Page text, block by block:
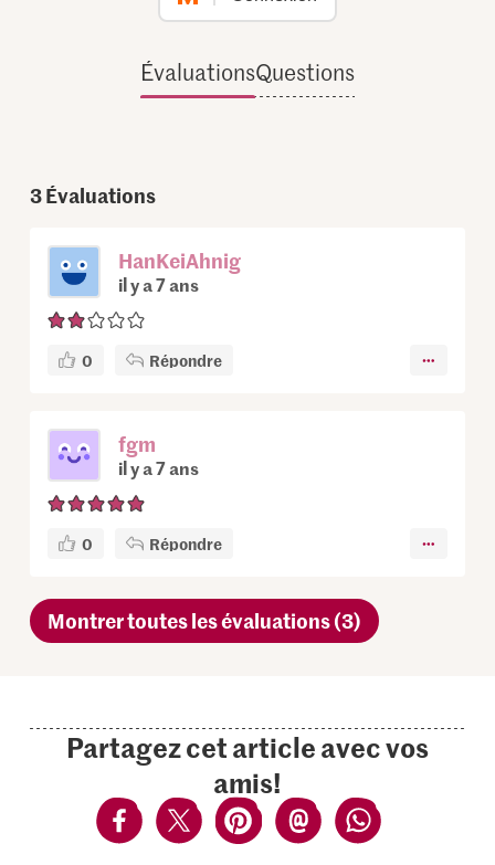
ÉvaluationsQuestions
3Évaluations
HanKeiAhnig
il y a 7 ans
0 Répondre
fgm
il y a 7 ans
0 Répondre
Montrer toutes les évaluations (3)
Partagez cet article avec vos
amis!